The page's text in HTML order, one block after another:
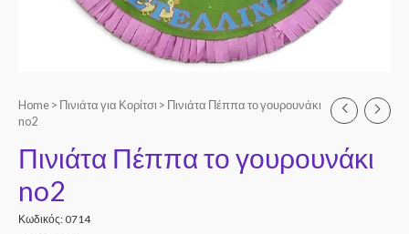
Home > Πινιάτα για Κορίτσι > Πινιάτα Πέππα το γουρουνάκι
no2
Πινιάτα Πέππα το γουρουνάκι
no2
Κωδικός: 0714